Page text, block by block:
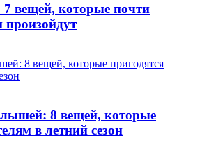
вещей, которые почти
произойдут
8 вещей, которые
в летний сезон